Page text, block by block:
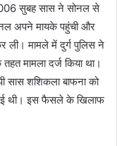
सुबह सास ने सोनल से
अपने मायके पहुंची और
मामले में दुर्ग पुलिस ने
मामला दर्ज किया था।
सास शशिकला बाफना को
थी। इस फैसले के खिलाफ